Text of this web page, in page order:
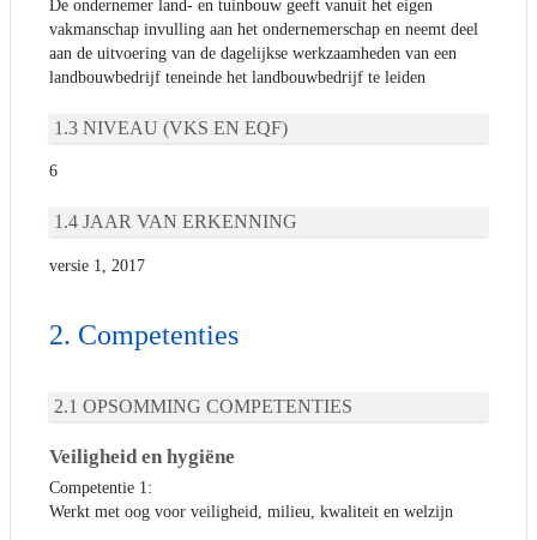
De ondernemer land- en tuinbouw geeft vanuit het eigen
vakmanschap invulling aan het ondernemerschap en neemt deel
aan de uitvoering van de dagelijkse werkzaamheden van een
landbouwbedrijf teneinde het landbouwbedrijf te leiden
NIVEAU (VKS EN EQF)
6
JAAR VAN ERKENNING
versie 1, 2017
Competenties
OPSOMMING COMPETENTIES
Veiligheid en hygiëne
Competentie 1:
Werkt met oog voor veiligheid, milieu, kwaliteit en welzijn